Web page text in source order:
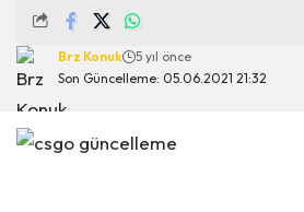
Son Güncelleme: 05.06.2021 21:32
Brz Konuk 5 yıl önce